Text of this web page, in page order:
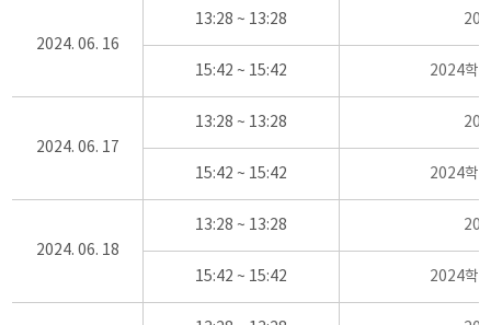
2024. 06. 16
13:28 ~ 13:28
15:42 ~ 15:42 2024학
2024. 06. 17
13:28 ~ 13:28
15:42 ~ 15:42 2024학
2024. 06. 18
13:28 ~ 13:28
15:42 ~ 15:42 2024학